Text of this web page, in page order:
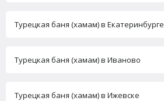
Турецкая баня (хамам) в Екатеринбурге
Турецкая баня (хамам) в Иваново
Турецкая баня (хамам) в Ижевске